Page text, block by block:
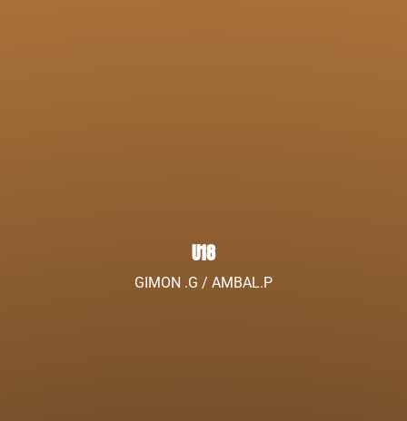
U18
GIMON .G / AMBAL.P